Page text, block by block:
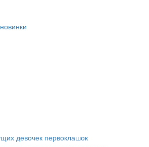
девочек первоклашок